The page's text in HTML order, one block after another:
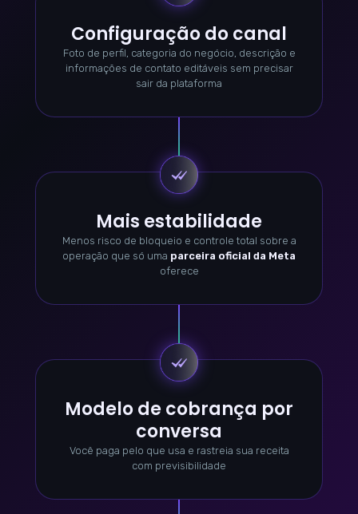
Configuração do canal
Foto de perfil, categoria do negócio, descrição e
informações de contato editáveis sem precisar
sair da plataforma
Mais estabilidade
Menos risco de bloqueio e controle total sobre a
operação que só uma parceira oficial da Meta
oferece
Modelo de cobrança por
conversa
Você paga pelo que usa e rastreia sua receita
com previsibilidade